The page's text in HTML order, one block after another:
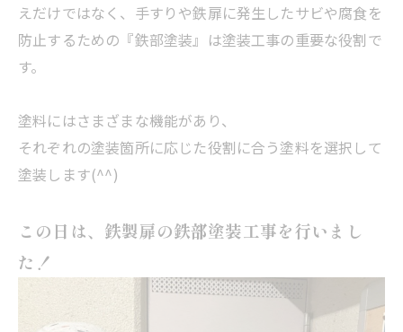
えだけではなく、手すりや鉄扉に発生したサビや腐食を
防止するための『鉄部塗装』は塗装工事の重要な役割で
す。
塗料にはさまざまな機能があり、
それぞれの塗装箇所に応じた役割に合う塗料を選択して
塗装します(^^)
この日は、鉄製扉の鉄部塗装工事を行いまし
た！